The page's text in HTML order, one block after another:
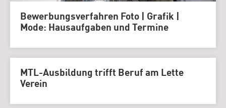
Bewerbungsverfahren Foto | Grafik |
Mode: Hausaufgaben und Termine
MTL-Ausbildung trifft Beruf am Lette
Verein